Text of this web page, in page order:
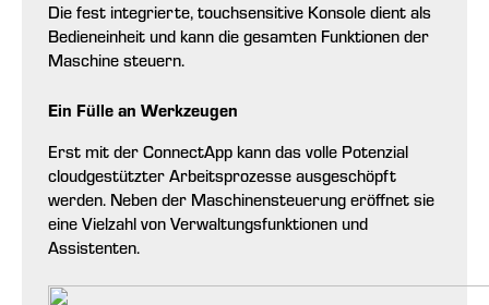
Die fest integrierte, touchsensitive Konsole dient als
Bedieneinheit und kann die gesamten Funktionen der
Maschine steuern.
Ein Fülle an Werkzeugen
Erst mit der ConnectApp kann das volle Potenzial
cloudgestützter Arbeitsprozesse ausgeschöpft
werden. Neben der Maschinen­steue­rung eröffnet sie
eine Vielzahl von Verwaltungsfunktionen und
Assistenten.